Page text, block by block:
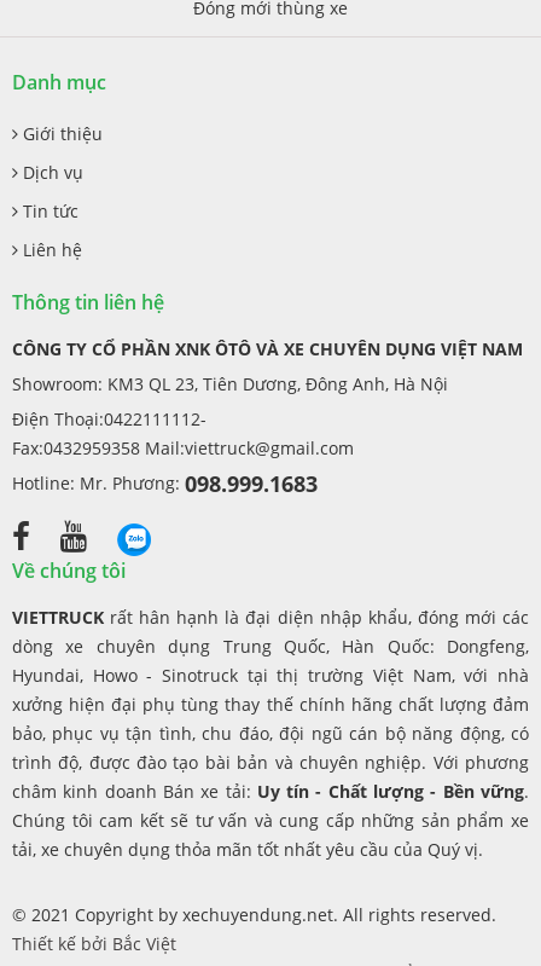
Đóng mới thùng xe
Danh mục
Giới thiệu
Dịch vụ
Tin tức
Liên hệ
Thông tin liên hệ
CÔNG TY CỔ PHẦN XNK ÔTÔ VÀ XE CHUYÊN DỤNG VIỆT NAM
Showroom: KM3 QL 23, Tiên Dương, Đông Anh, Hà Nội
Điện Thoại:0422111112-
Fax:0432959358 Mail:viettruck@gmail.com
Hotline: Mr. Phương: 098.999.1683
Về chúng tôi
VIETTRUCK rất hân hạnh là đại diện nhập khẩu, đóng mới các
dòng xe chuyên dụng Trung Quốc, Hàn Quốc: Dongfeng,
Hyundai, Howo - Sinotruck tại thị trường Việt Nam, với nhà
xưởng hiện đại phụ tùng thay thế chính hãng chất lượng đảm
bảo, phục vụ tận tình, chu đáo, đội ngũ cán bộ năng động, có
trình độ, được đào tạo bài bản và chuyên nghiệp. Với phương
châm kinh doanh Bán xe tải: Uy tín - Chất lượng - Bền vững.
Chúng tôi cam kết sẽ tư vấn và cung cấp những sản phẩm xe
tải, xe chuyên dụng thỏa mãn tốt nhất yêu cầu của Quý vị.
© 2021 Copyright by xechuyendung.net. All rights reserved.
Thiết kế bởi Bắc Việt